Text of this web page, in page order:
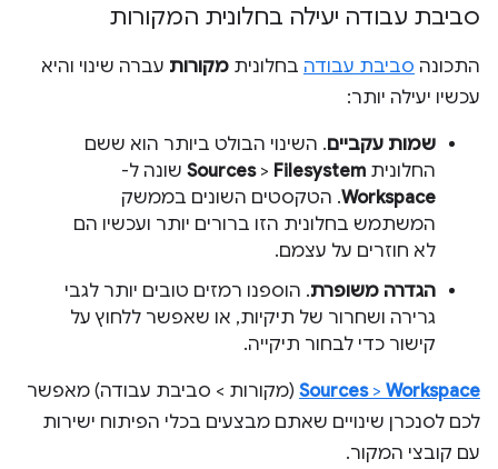
סביבת עבודה יעילה בחלונית המקורות
התכונה סביבת עבודה בחלונית מקורות עברה שינוי והיא
עכשיו יעילה יותר:
שמות עקביים. השינוי הבולט ביותר הוא ששם
החלונית
Sources> Filesystem
שונה ל-
Workspace. הטקסטים השונים בממשק
המשתמש בחלונית הזו ברורים יותר ועכשיו הם
לא חוזרים על עצמם.
הגדרה משופרת. הוספנו רמזים טובים יותר לגבי
גרירה ושחרור של תיקיות, או שאפשר ללחוץ על
קישור כדי לבחור תיקייה.
Sources> Workspace
(מקורות > סביבת עבודה) מאפשר
לכם לסנכרן שינויים שאתם מבצעים בכלי הפיתוח ישירות
עם קובצי המקור.